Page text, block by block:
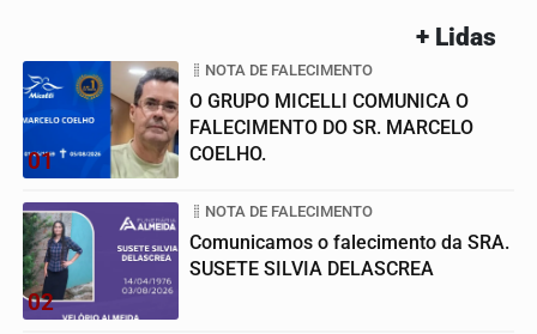
+ Lidas
01
NOTA DE FALECIMENTO
O GRUPO MICELLI COMUNICA O
FALECIMENTO DO SR. MARCELO
COELHO.
02
NOTA DE FALECIMENTO
Comunicamos o falecimento da SRA.
SUSETE SILVIA DELASCREA